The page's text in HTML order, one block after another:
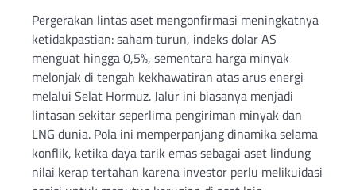
Pergerakan lintas aset mengonfirmasi meningkatnya
ketidakpastian: saham turun, indeks dolar AS
menguat hingga 0,5%, sementara harga minyak
melonjak di tengah kekhawatiran atas arus energi
melalui Selat Hormuz. Jalur ini biasanya menjadi
lintasan sekitar seperlima pengiriman minyak dan
LNG dunia. Pola ini memperpanjang dinamika selama
konflik, ketika daya tarik emas sebagai aset lindung
nilai kerap tertahan karena investor perlu melikuidasi